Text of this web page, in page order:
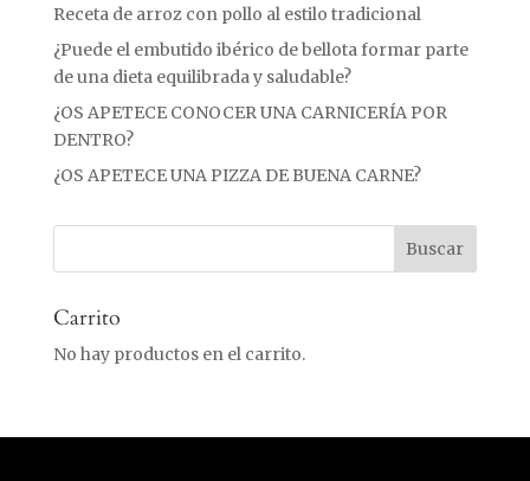
Receta de arroz con pollo al estilo tradicional
¿Puede el embutido ibérico de bellota formar parte
de una dieta equilibrada y saludable?
¿OS APETECE CONOCER UNA CARNICERÍA POR
DENTRO?
¿OS APETECE UNA PIZZA DE BUENA CARNE?
Carrito
No hay productos en el carrito.